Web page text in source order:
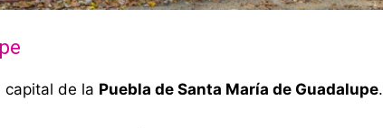
capital de la Puebla de Santa María de Guadalupe.